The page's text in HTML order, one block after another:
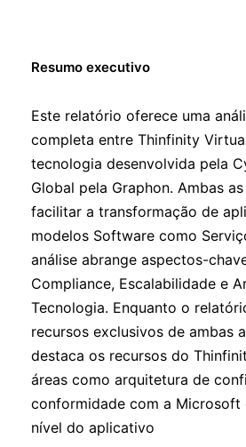
Resumo executivo
Este relatório oferece uma
completa entre Thinfinity
tecnologia desenvolvida pela
Global pela Graphon. Ambas
facilitar a transformação de
modelos Software como
análise abrange aspectos-
Compliance, Escalabilidade e
Tecnologia. Enquanto o
recursos exclusivos de ambas
destaca os recursos do
áreas como arquitetura de
conformidade com a Microsoft
nível do aplicativo